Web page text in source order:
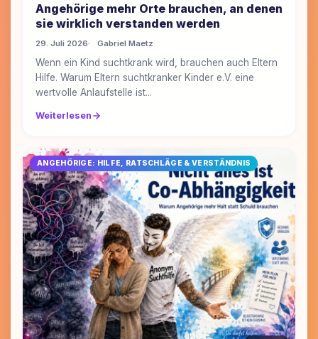
Angehörige mehr Orte brauchen, an denen
sie wirklich verstanden werden
29. Juli 2026 Gabriel Maetz
Wenn ein Kind suchtkrank wird, brauchen auch Eltern
Hilfe. Warum Eltern suchtkranker Kinder e.V. eine
wertvolle Anlaufstelle ist...
Weiterlesen
ANGEHÖRIGE: HILFE, RATSCHLÄGE & VERSTÄNDNIS